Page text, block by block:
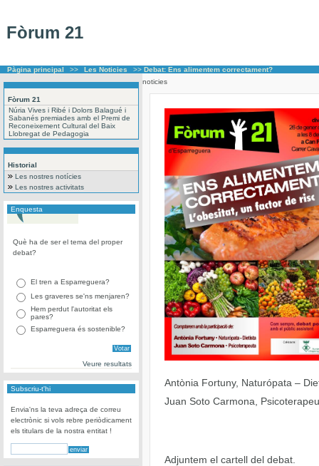
Fòrum 21
Pàgina principal >> Les Noticies >> Debat: Ens alimentem correctament?
Fòrum 21
Núria Vives i Ribé i Dolors Balagué i
Sabanés premiades amb el Premi de
Reconeixement Cultural del Baix
Llobregat de Pedagogia
Historial
Les nostres notícies
Les nostres activitats
Enquesta
Què ha de ser el tema del proper
debat?
El tren a Esparreguera?
Les graveres se'ns menjaren?
Hem perdut l'autoritat els
pares?
Esparreguera és sostenible?
Veure resultats
Subscriu-t'hi
Envia'ns la teva adreça de correu
electrònic si vols rebre periòdicament
els titulars de la nostra entitat !
noticies
Antònia Fortuny, Naturópata –
Juan Soto Carmona,
Adjuntem el cartell del debat.